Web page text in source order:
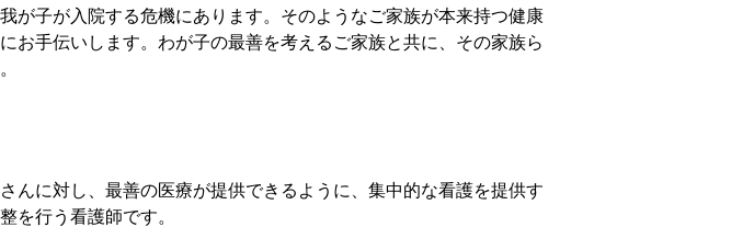
が子が入院する危機にあります。そのようなご家族が本来持つ健康
お手伝いします。わが子の最善を考えるご家族と共に、その家族ら
に対し、最善の医療が提供できるように、集中的な看護を提供す
を行う看護師です。